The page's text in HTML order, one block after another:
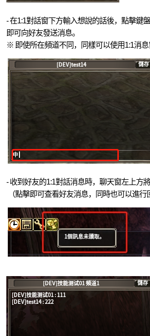
- 在1:1對話窗下方輸入想說的話後，點擊鍵盤
即可向好友發送消息。
※ 即使所在頻道不同，同樣可以使用1:1消息
- 收到好友的1:1對話消息時，聊天窗左上方將
（點擊即可查看好友消息，同時也可以進行